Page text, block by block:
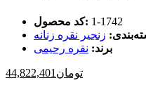
کد محصول: ‎1-1742
زنجیر نقره زنانه
برند: نقره رحیمی
44,822,401 تومان